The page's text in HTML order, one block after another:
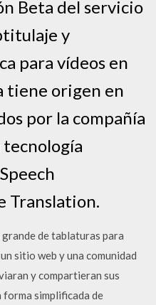
Beta del servicio
y
para vídeos en
tiene origen en
por la compañía
tecnología
Translation.
de tablaturas para
sitio web y una comunidad
y compartieran sus
simplificada de